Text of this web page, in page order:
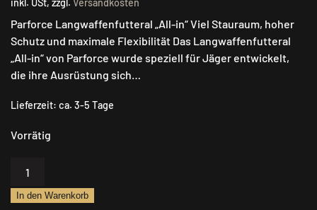
inkl. USt, zzgl. Versandkosten
Parforce Langwaffenfutteral „All-in“ Viel Stauraum, hoher
Schutz und maximale Flexibilität Das Langwaffenfutteral
„All-in“ von Parforce wurde speziell für Jäger entwickelt,
die ihre Ausrüstung sich…
Lieferzeit: ca. 3-5 Tage
Vorrätig
Langwaffenfutteral
In den Warenkorb